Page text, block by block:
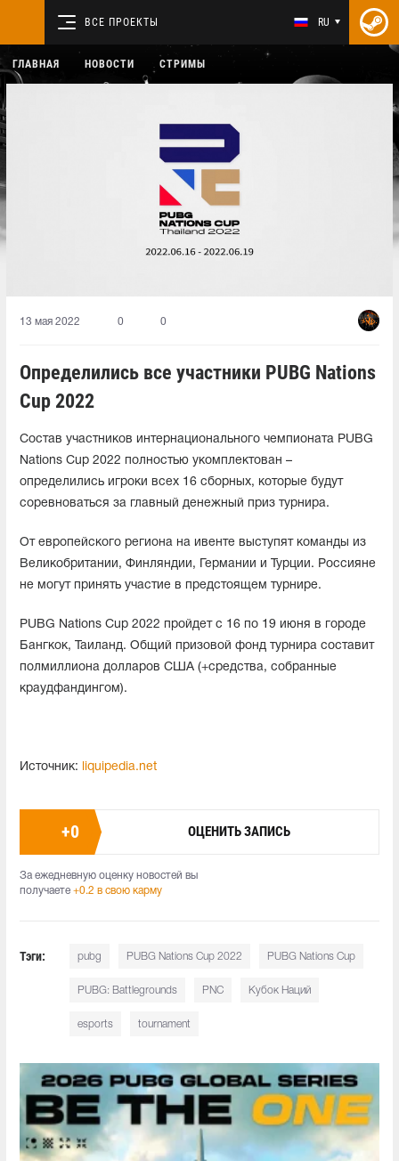
ВСЕ ПРОЕКТЫ RU
ГЛАВНАЯ НОВОСТИ СТРИМЫ
13 мая 2022 0 0
Определились все участники PUBG Nations
Cup 2022
Состав участников интернационального чемпионата PUBG
Nations Cup 2022 полностью укомплектован –
определились игроки всех 16 сборных, которые будут
соревноваться за главный денежный приз турнира.
От европейского региона на ивенте выступят команды из
Великобритании, Финляндии, Германии и Турции. Россияне
не могут принять участие в предстоящем турнире.
PUBG Nations Cup 2022 пройдет с 16 по 19 июня в городе
Бангкок, Таиланд. Общий призовой фонд турнира составит
полмиллиона долларов США (+средства, собранные
краудфандингом).
Источник: liquipedia.net
+0 ОЦЕНИТЬ ЗАПИСЬ
За ежедневную оценку новостей вы
получаете +0.2 в свою карму
Тэги: pubg PUBG Nations Cup 2022 PUBG Nations Cup
PUBG: Battlegrounds PNC Кубок Наций
esports tournament